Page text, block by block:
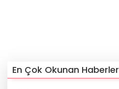
En Çok Okunan Haberler